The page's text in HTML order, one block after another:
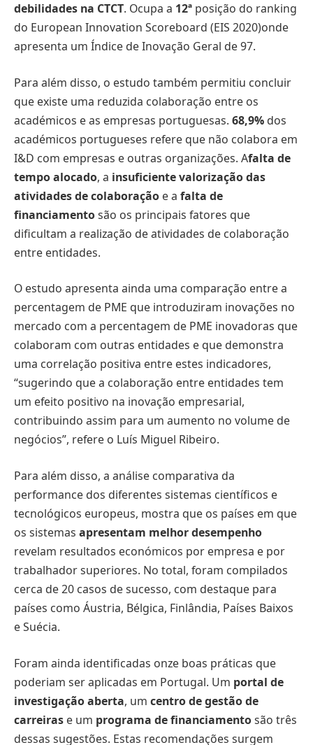
debilidades na CTCT. Ocupa a 12ª posição do ranking
do European Innovation Scoreboard (EIS 2020)onde
apresenta um Índice de Inovação Geral de 97.
Para além disso, o estudo também permitiu concluir
que existe uma reduzida colaboração entre os
académicos e as empresas portuguesas. 68,9% dos
académicos portugueses refere que não colabora em
I&D com empresas e outras organizações. Afalta de
tempo alocado, a insuficiente valorização das
atividades de colaboração e a falta de
financiamentosão os principais fatores que
dificultam a realização de atividades de colaboração
entre entidades.
O estudo apresenta ainda uma comparação entre a
percentagem de PME que introduziram inovações no
mercado com a percentagem de PME inovadoras que
colaboram com outras entidades e que demonstra
uma correlação positiva entre estes indicadores,
“sugerindo que a colaboração entre entidades tem
um efeito positivo na inovação empresarial,
contribuindo assim para um aumento no volume de
negócios”, refere o Luís Miguel Ribeiro.
Para além disso, a análise comparativa da
performance dos diferentes sistemas científicos e
tecnológicos europeus, mostra que os países em que
os sistemas apresentam melhor desempenho
revelam resultados económicos por empresa e por
trabalhador superiores. No total, foram compilados
cerca de 20 casos de sucesso, com destaque para
países como Áustria, Bélgica, Finlândia, Países Baixos
e Suécia.
Foram ainda identificadas onze boas práticas que
poderiam ser aplicadas em Portugal. Um portal de
investigação aberta, um centro de gestão de
carreiras e um programa de financiamentosão três
dessas sugestões. Estas recomendações surgem